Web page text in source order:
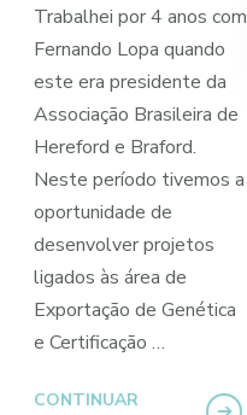
Trabalhei por 4 anos com
Fernando Lopa quando
este era presidente da
Associação Brasileira de
Hereford e Braford.
Neste período tivemos a
oportunidade de
desenvolver projetos
ligados às área de
Exportação de Genética
e Certificação …
CONTINUAR